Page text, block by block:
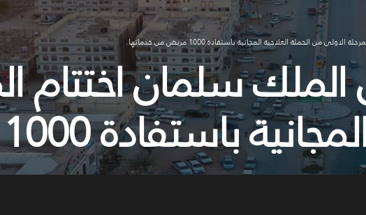
الحملة العلاجية المجانية باستفادة 1000 مريض من خدماتها.
سلمان اختتام